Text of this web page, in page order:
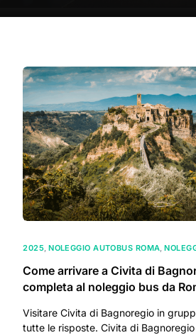
2025,NOLEGGIO AUTOBUS ROMA,
Come arrivare a Civita di
completa al noleggio bus da
Visitare Civita di Bagnoregio in
tutte le risposte. Civita di
News